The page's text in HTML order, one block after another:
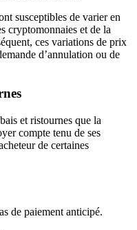
susceptibles de varier en
cryptomonnaies et de la
ces variations de prix
d’annulation ou de
et ristournes que la
compte tenu de ses
de certaines
de paiement anticipé.